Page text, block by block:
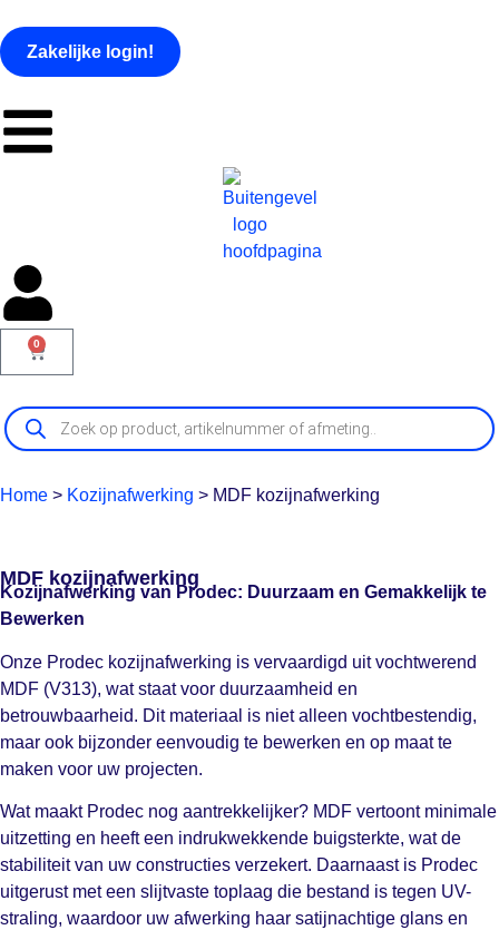
Zakelijke login!
0
Home > Kozijnafwerking > MDF kozijnafwerking
MDF kozijnafwerking
Kozijnafwerking van Prodec: Duurzaam en Gemakkelijk te
Bewerken
Onze Prodec kozijnafwerking is vervaardigd uit vochtwerend
MDF (V313), wat staat voor duurzaamheid en
betrouwbaarheid. Dit materiaal is niet alleen vochtbestendig,
maar ook bijzonder eenvoudig te bewerken en op maat te
maken voor uw projecten.
Wat maakt Prodec nog aantrekkelijker? MDF vertoont minimale
uitzetting en heeft een indrukwekkende buigsterkte, wat de
stabiliteit van uw constructies verzekert. Daarnaast is Prodec
uitgerust met een slijtvaste toplaag die bestand is tegen UV-
straling, waardoor uw afwerking haar satijnachtige glans en